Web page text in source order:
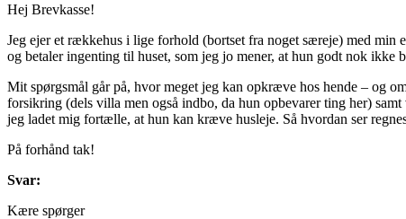
Hej Brevkasse!
Jeg ejer et rækkehus i lige forhold (bortset fra noget særeje) med
og betaler ingenting til huset, som jeg jo mener, at hun godt nok
Mit spørgsmål går på, hvor meget jeg kan opkræve hos hende – og
forsikring (dels villa men også indbo, da hun opbevarer ting her)
jeg ladet mig fortælle, at hun kan kræve husleje. Så hvordan ser
På forhånd tak!
Svar:
Kære spørger